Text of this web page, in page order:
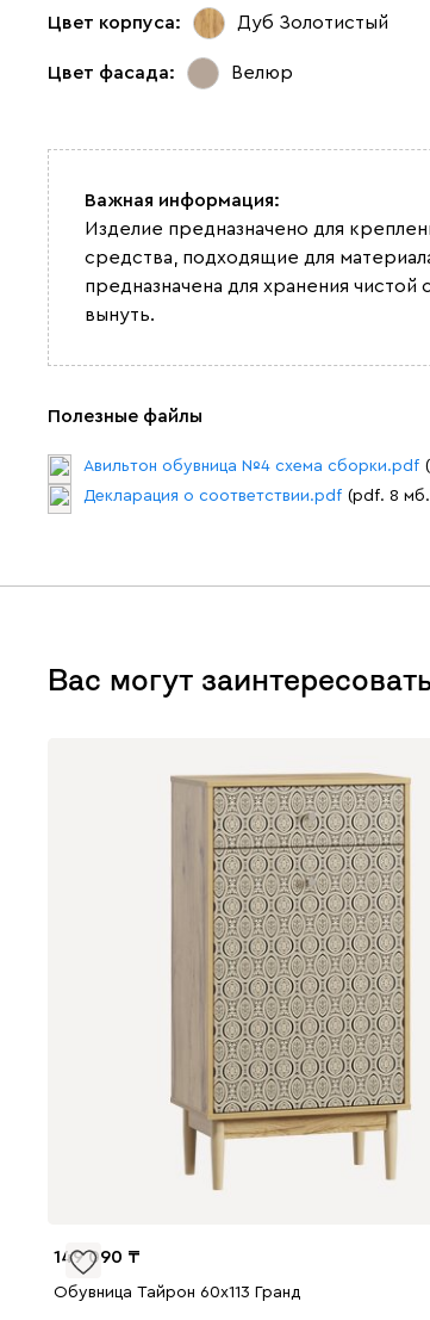
Цвет корпуса: Дуб Золотистый
Цвет фасада: Велюр
Важная информация:
Изделие предназначено для
средства, подходящие для
предназначена для хранения
вынуть.
Полезные файлы
Авильтон обувница №4 схема сборки.pdf
Декларация о соответствии.pdf (pdf. 8
Вас могут
149 090
Обувница Тайрон 60x113 Гранд ​